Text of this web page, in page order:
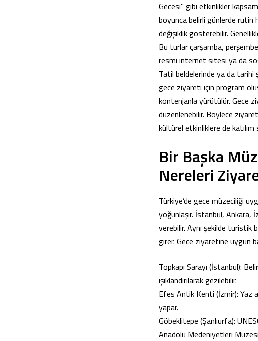
Gecesi" gibi etkinlikler
boyunca belirli günlerde rutin
değişiklik gösterebilir.
Bu turlar çarşamba,
resmi internet sitesi ya da
Tatil beldelerinde ya da tarihi
gece ziyareti için program
kontenjanla yürütülür. Gece
düzenlenebilir. Böylece
kültürel etkinliklere de katılım
Bir Başka
Nereleri
Türkiye’de gece müzeciliği
yoğunlaşır. İstanbul, Ankara,
verebilir. Aynı şekilde turistik
girer. Gece ziyaretine uygun
Topkapı Sarayı (İstanbul):
ışıklandırılarak gezilebilir.
Efes Antik Kenti (İzmir): Yaz
yapar.
Göbeklitepe (Şanlıurfa):
Anadolu Medeniyetleri